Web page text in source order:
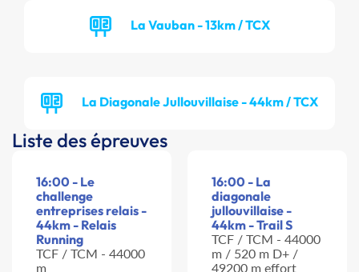
La Vauban - 13km / TCX
La Diagonale Jullouvillaise - 44km / TCX
Liste des épreuves
16:00 - Le
challenge
entreprises relais -
44km - Relais
Running
TCF / TCM - 44000
m
16:00 - La
diagonale
jullouvillaise -
44km - Trail S
TCF / TCM - 44000
m / 520 m D+ /
49200 m effort